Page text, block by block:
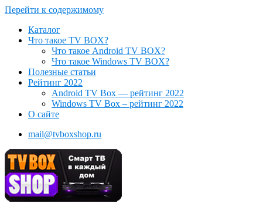
Перейти к содержимому
Каталог
Что такое TV BOX?
Что такое Android TV BOX?
Что такое Windows TV BOX?
Полезные статьи
Рейтинг 2022
Android TV Box — рейтинг 2022
Windows TV Box – рейтинг 2022
О сайте
mail@tvboxshop.ru